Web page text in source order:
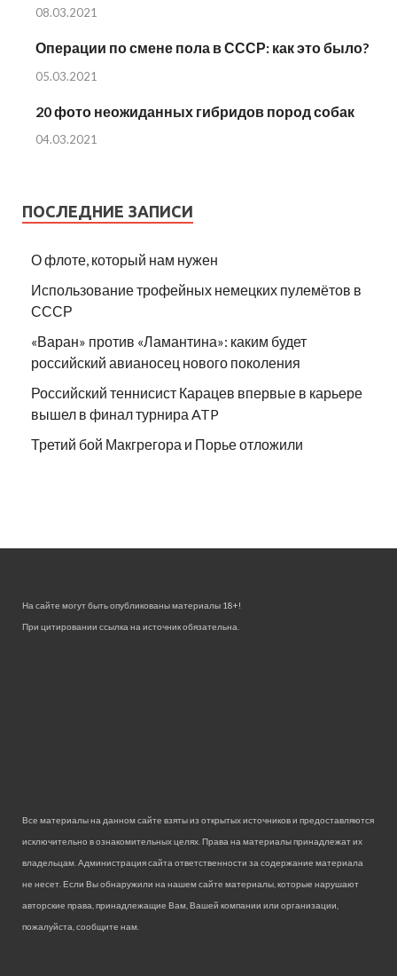
08.03.2021
Операции по смене пола в СССР: как это было?
05.03.2021
20 фото неожиданных гибридов пород собак
04.03.2021
ПОСЛЕДНИЕ ЗАПИСИ
О флоте, который нам нужен
Использование трофейных немецких пулемётов в
СССР
«Варан» против «Ламантина»: каким будет
российский авианосец нового поколения
Российский теннисист Карацев впервые в карьере
вышел в финал турнира ATP
Третий бой Макгрегора и Порье отложили
На сайте могут быть опубликованы материалы 18+!
При цитировании ссылка на источник обязательна.
Все материалы на данном сайте взяты из открытых источников и предоставляются
исключительно в ознакомительных целях. Права на материалы принадлежат их
владельцам. Администрация сайта ответственности за содержание материала
не несет. Если Вы обнаружили на нашем сайте материалы, которые нарушают
авторские права, принадлежащие Вам, Вашей компании или организации,
пожалуйста, сообщите нам.